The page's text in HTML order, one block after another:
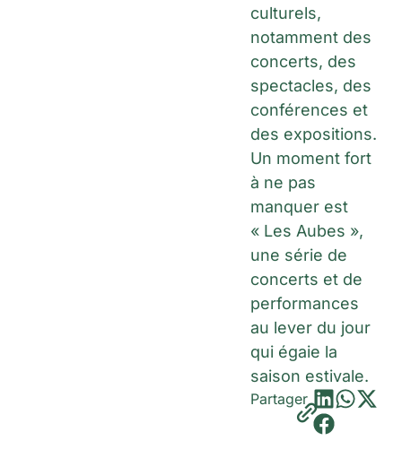
culturels,
notamment des
concerts, des
spectacles, des
conférences et
des expositions.
Un moment fort
à ne pas
manquer est
« Les Aubes »,
une série de
concerts et de
performances
au lever du jour
qui égaie la
saison estivale.
Partager